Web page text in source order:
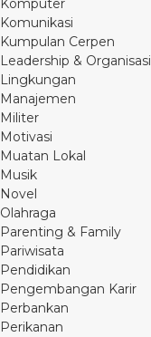
Komputer
Komunikasi
Kumpulan Cerpen
Leadership & Organisasi
Lingkungan
Manajemen
Militer
Motivasi
Muatan Lokal
Musik
Novel
Olahraga
Parenting & Family
Pariwisata
Pendidikan
Pengembangan Karir
Perbankan
Perikanan